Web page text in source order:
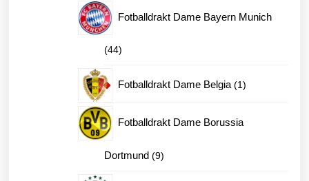
Fotballdrakt Dame Bayern Munich
4444
produkter
Fotballdrakt Dame Belgia 11
Fotballdrakt Dame Borussia
Dortmund 99